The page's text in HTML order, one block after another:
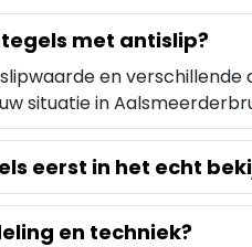
met antislip?
en
situatie in
eerst in het echt
en techniek?